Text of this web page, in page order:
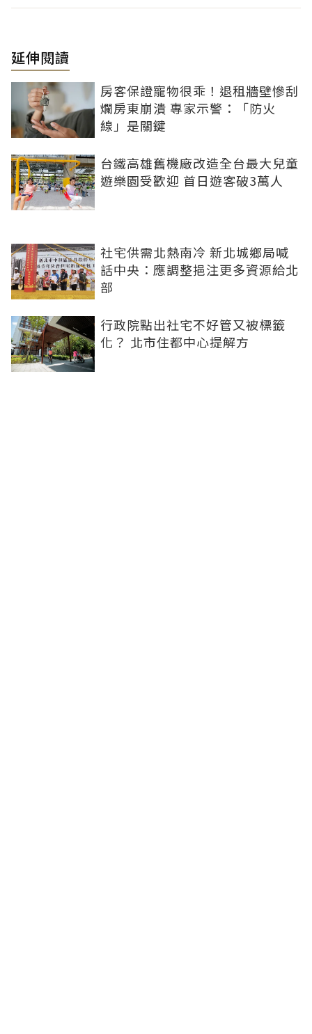
延伸閱讀
房客保證寵物很乖！退租牆壁慘刮
爛房東崩潰 專家示警：「防火
線」是關鍵
台鐵高雄舊機廠改造全台最大兒童
遊樂園受歡迎 首日遊客破3萬人
社宅供需北熱南冷 新北城鄉局喊
話中央：應調整挹注更多資源給北
部
行政院點出社宅不好管又被標籤
化？ 北市住都中心提解方